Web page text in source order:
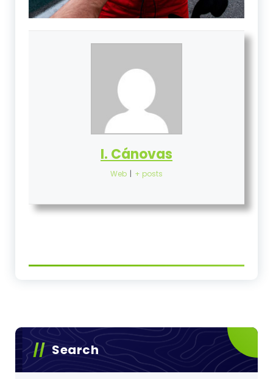
I. Cánovas
Web | + posts
Search